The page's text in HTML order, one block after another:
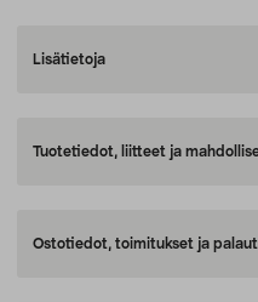
Lisätietoja
Tuotetiedot, liitteet ja
Ostotiedot, toimitukset ja